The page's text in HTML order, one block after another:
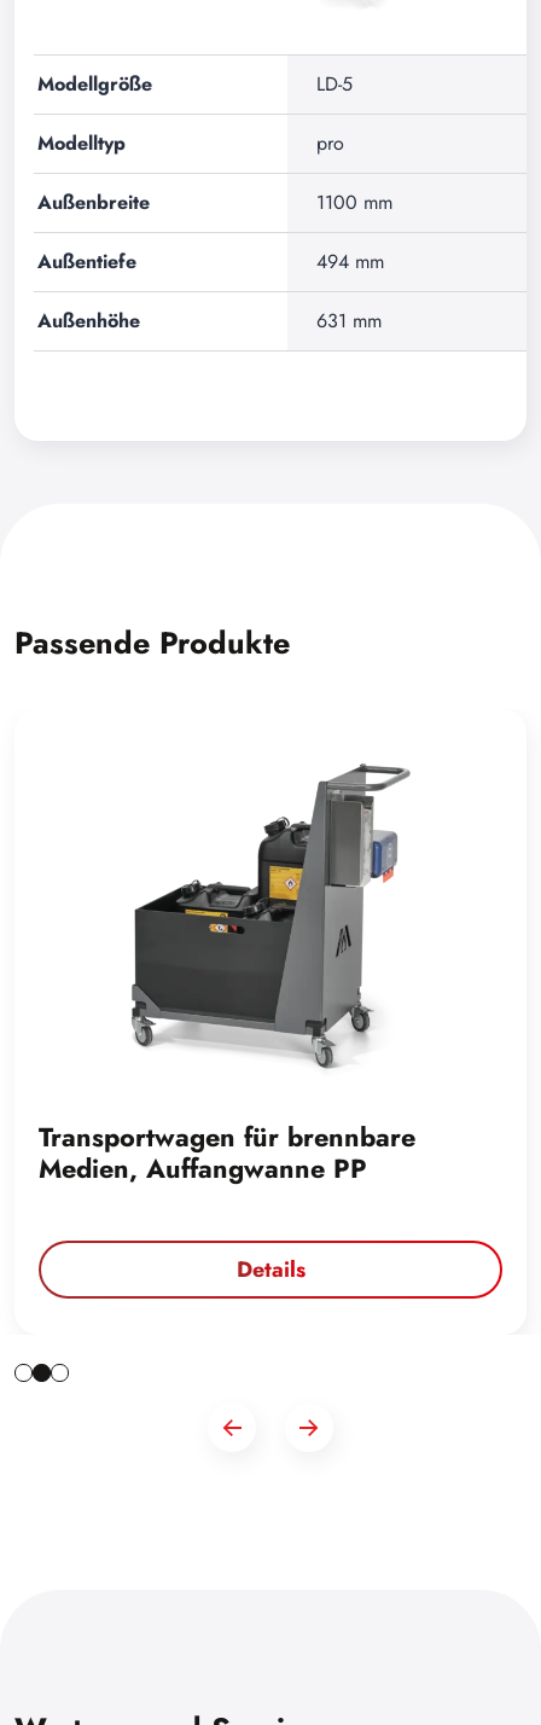
Modellgröße LD-5
Modelltyp pro
Außenbreite 1100 mm
Außentiefe 494 mm
Außenhöhe 631 mm
Passende Produkte
Transportwagen für brennbare
Medien, Auffangwanne PP
Details